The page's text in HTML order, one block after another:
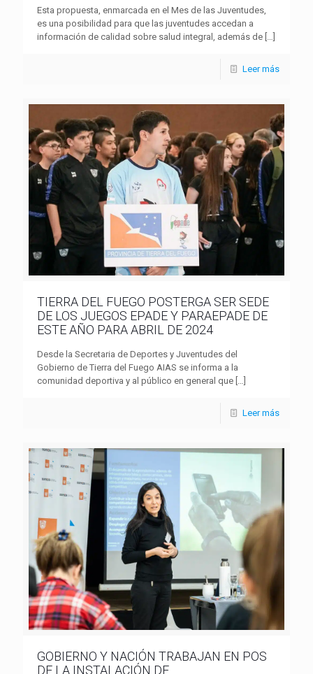
Esta propuesta, enmarcada en el Mes de las Juventudes,
es una posibilidad para que las juventudes accedan a
información de calidad sobre salud integral, además de […]
Leer más
TIERRA DEL FUEGO POSTERGA SER SEDE
DE LOS JUEGOS EPADE Y PARAEPADE DE
ESTE AÑO PARA ABRIL DE 2024
Desde la Secretaria de Deportes y Juventudes del
Gobierno de Tierra del Fuego AIAS se informa a la
comunidad deportiva y al público en general que […]
Leer más
GOBIERNO Y NACIÓN TRABAJAN EN POS
DE LA INSTALACIÓN DE